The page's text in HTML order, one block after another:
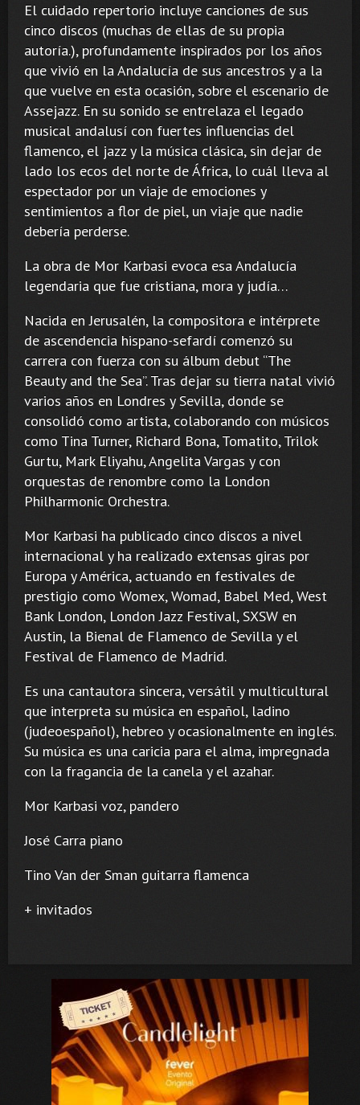
El cuidado repertorio incluye canciones de sus
cinco discos (muchas de ellas de su propia
autoría.), profundamente inspirados por los años
que vivió en la Andalucía de sus ancestros y a la
que vuelve en esta ocasión, sobre el escenario de
Assejazz. En su sonido se entrelaza el legado
musical andalusí con fuertes influencias del
flamenco, el jazz y la música clásica, sin dejar de
lado los ecos del norte de África, lo cuál lleva al
espectador por un viaje de emociones y
sentimientos a flor de piel, un viaje que nadie
debería perderse.
La obra de Mor Karbasi evoca esa Andalucía
legendaria que fue cristiana, mora y judía…
Nacida en Jerusalén, la compositora e intérprete
de ascendencia hispano-sefardí comenzó su
carrera con fuerza con su álbum debut “The
Beauty and the Sea”. Tras dejar su tierra natal vivió
varios años en Londres y Sevilla, donde se
consolidó como artista, colaborando con músicos
como Tina Turner, Richard Bona, Tomatito, Trilok
Gurtu, Mark Eliyahu, Angelita Vargas y con
orquestas de renombre como la London
Philharmonic Orchestra.
Mor Karbasi ha publicado cinco discos a nivel
internacional y ha realizado extensas giras por
Europa y América, actuando en festivales de
prestigio como Womex, Womad, Babel Med, West
Bank London, London Jazz Festival, SXSW en
Austin, la Bienal de Flamenco de Sevilla y el
Festival de Flamenco de Madrid.
Es una cantautora sincera, versátil y multicultural
que interpreta su música en español, ladino
(judeoespañol), hebreo y ocasionalmente en inglés.
Su música es una caricia para el alma, impregnada
con la fragancia de la canela y el azahar.
Mor Karbasi voz, pandero
José Carra piano
Tino Van der Sman guitarra flamenca
+ invitados